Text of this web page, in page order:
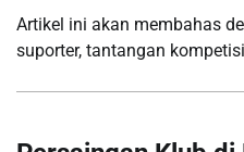
Artikel ini akan membahas
suporter, tantangan